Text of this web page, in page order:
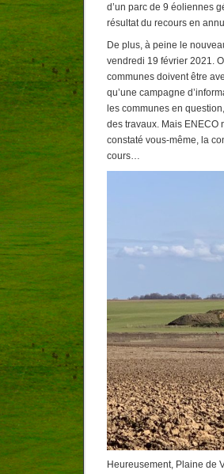
d’un parc de 9 éoliennes
résultat du recours en
De plus, à peine le
vendredi 19 février 2021.
communes doivent être
qu’une campagne
les communes en
des travaux. Mais ENECO
constaté vous-même, la
cours…
Heureusement, Plaine de